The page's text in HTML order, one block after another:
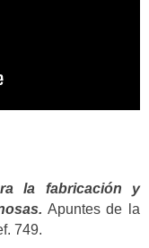
la fabricación y
Apuntes de la
749.